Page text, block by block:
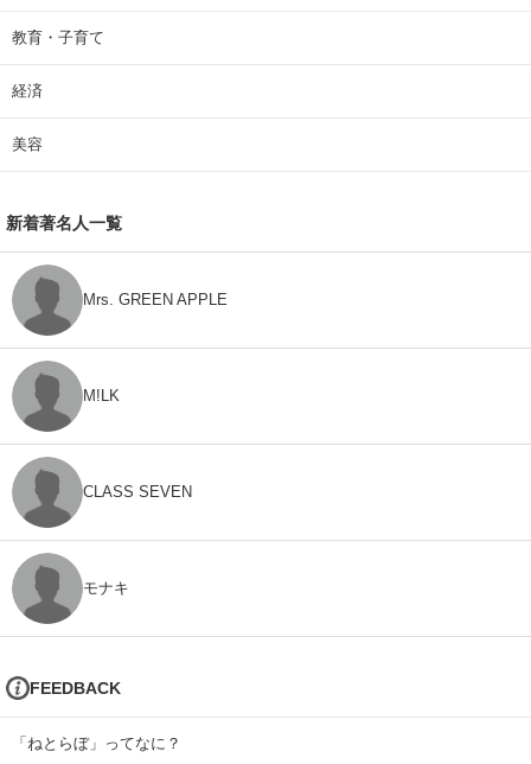
教育・子育て
経済
美容
新着著名人一覧
Mrs. GREEN APPLE
M!LK
CLASS SEVEN
モナキ
FEEDBACK
「ねとらぼ」ってなに？